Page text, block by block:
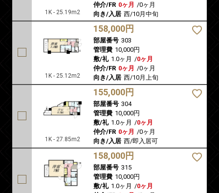
1K - 25.19m2
仲介/FR 0ヶ月 /0ヶ月
向き/入居 西/10月中旬
1K - 25.12m2
158,000円
部屋番号 303
管理費 10,000円
敷/礼 1.0ヶ月 /0ヶ月
仲介/FR 0ヶ月 /0ヶ月
向き/入居 西/10月上旬
1K - 27.85m2
155,000円
部屋番号 304
管理費 10,000円
敷/礼 1.0ヶ月 /0ヶ月
仲介/FR 0ヶ月 /0ヶ月
向き/入居 西/即入居可
158,000円
部屋番号 315
管理費 10,000円
敷/礼 1.0ヶ月 /0ヶ月